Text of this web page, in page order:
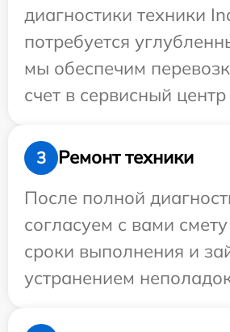
диагностики техники
потребуется
мы обеспечим
счет в сервисный
3
Ремонт техники
После полной
согласуем с вами
сроки выполнения и
устранением